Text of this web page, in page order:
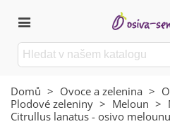
Domů > Ovoce a zelenina >
Plodové zeleniny > Meloun >
Citrullus lanatus - osivo